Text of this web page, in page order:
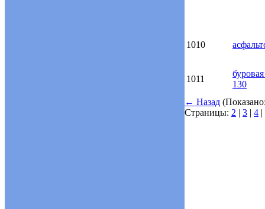
1010
1011
130
← Назад
Страницы: 2 | 3 | 4 |